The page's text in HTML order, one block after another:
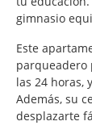
gimnasio
Este
parqueadero
las 24 horas,
Además, su
desplazarte